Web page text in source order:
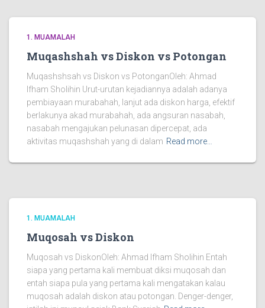
1. MUAMALAH
Muqashshah vs Diskon vs Potongan
Muqashshsah vs Diskon vs PotonganOleh: Ahmad
Ifham Sholihin Urut-urutan kejadiannya adalah adanya
pembiayaan murabahah, lanjut ada diskon harga, efektif
berlakunya akad murabahah, ada angsuran nasabah,
nasabah mengajukan pelunasan dipercepat, ada
aktivitas muqashshah yang di dalam Read more…
1. MUAMALAH
Muqosah vs Diskon
Muqosah vs DiskonOleh: Ahmad Ifham Sholihin Entah
siapa yang pertama kali membuat diksi muqosah dan
entah siapa pula yang pertama kali mengatakan kalau
muqosah adalah diskon atau potongan. Denger-denger,